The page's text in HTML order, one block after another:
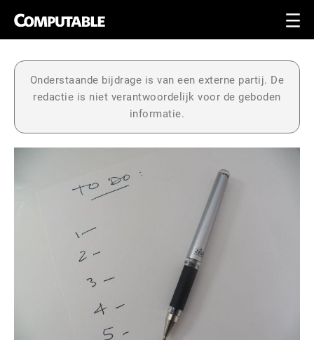
Onderstaande bijdrage is van een externe partij. De
redactie is niet verantwoordelijk voor de geboden
informatie.